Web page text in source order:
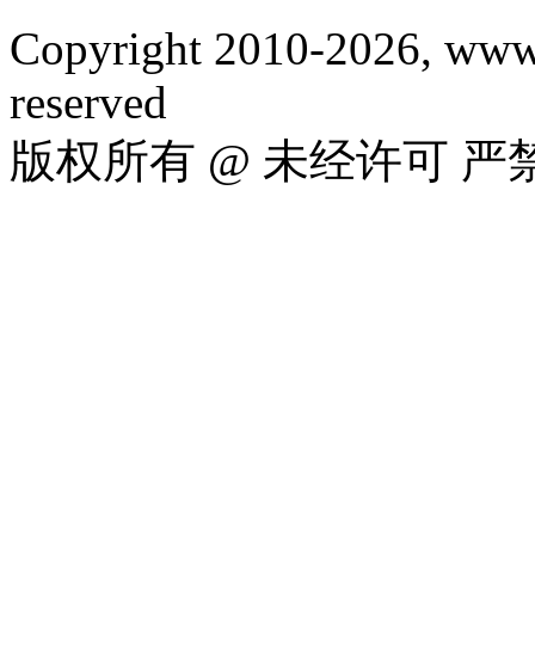
Copyright 2010-2026,
reserved
版权所有 @ 未经许可 严